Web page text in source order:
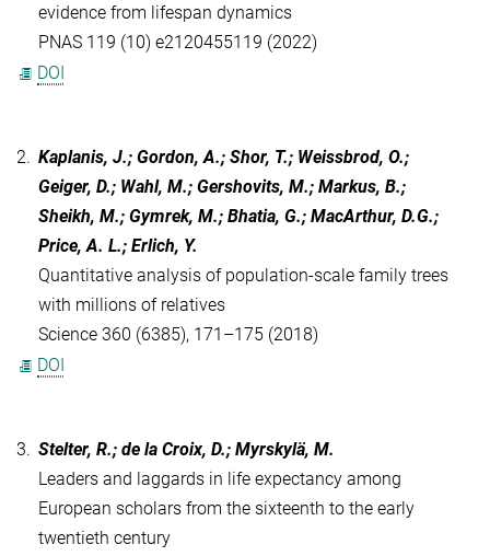
evidence from lifespan dynamics
PNAS 119 (10) e2120455119 (2022)
DOI
2. Kaplanis, J.; Gordon, A.; Shor, T.; Weissbrod, O.;
Geiger, D.; Wahl, M.; Gershovits, M.; Markus, B.;
Sheikh, M.; Gymrek, M.; Bhatia, G.; MacArthur, D.G.;
Price, A. L.; Erlich, Y.
Quantitative analysis of population-scale family trees
with millions of relatives
Science 360 (6385), 171–175 (2018)
DOI
3. Stelter, R.; de la Croix, D.; Myrskylä, M.
Leaders and laggards in life expectancy among
European scholars from the sixteenth to the early
twentieth century